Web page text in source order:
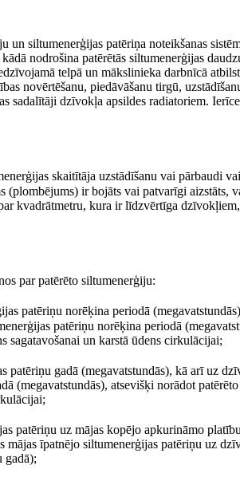
un siltumenerģijas patēriņa noteikšanas
nodrošina patērētās siltumenerģijas
telpā un mākslinieka darbnīcā
novērtēšanu, piedāvāšanu tirgū,
dzīvokļa apsildes radiatoriem.
skaitītāja uzstādīšanu vai pārbaudi
ir bojāts vai patvarīgi aizstāts,
kvadrātmetru, kura ir līdzvērtīga
par patērēto siltumenerģiju:
patēriņu norēķina periodā
patēriņu norēķina periodā
sagatavošanai un karstā ūdens cirkulācijai;
patēriņu gadā (megavatstundās), kā arī uz
(megavatstundās), atsevišķi norādot
patēriņu uz mājas kopējo apkurināmo
īpatnējo siltumenerģijas patēriņu uz
gadā);